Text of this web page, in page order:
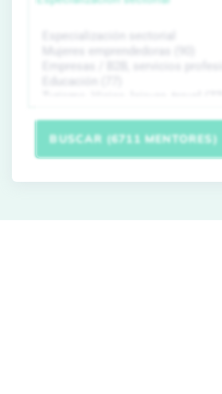
BUSCAR (6711 MENTORES)